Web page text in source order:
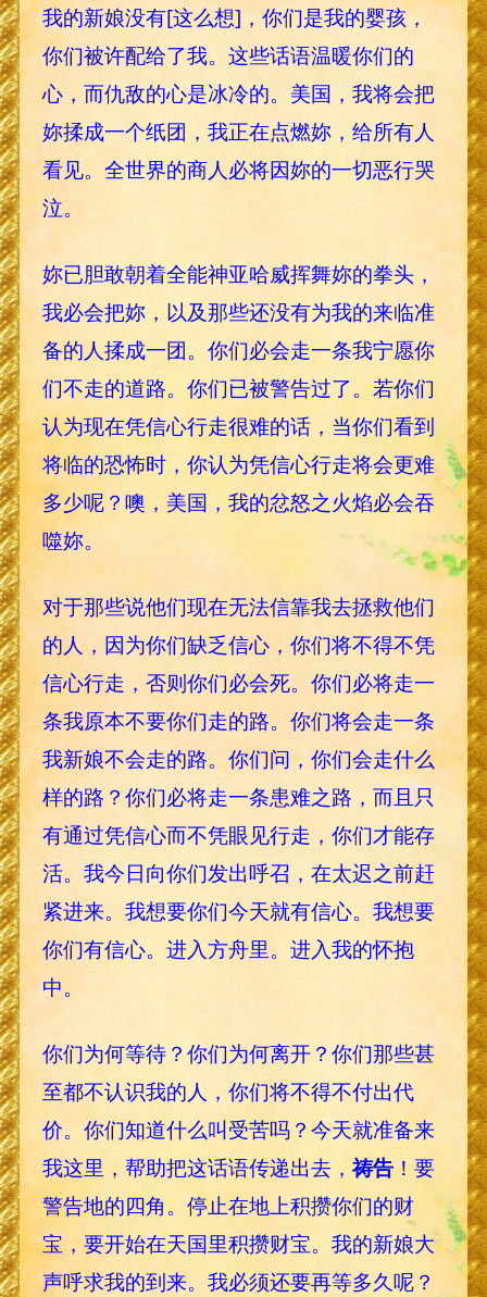
我的新娘没有[这么想]，你们是我的婴孩，
你们被许配给了我。这些话语温暖你们的
心，而仇敌的心是冰冷的。美国，我将会把
妳揉成一个纸团，我正在点燃妳，给所有人
看见。全世界的商人必将因妳的一切恶行哭
泣。
妳已胆敢朝着全能神亚哈威挥舞妳的拳头，
我必会把妳，以及那些还没有为我的来临准
备的人揉成一团。你们必会走一条我宁愿你
们不走的道路。你们已被警告过了。若你们
认为现在凭信心行走很难的话，当你们看到
将临的恐怖时，你认为凭信心行走将会更难
多少呢？噢，美国，我的忿怒之火焰必会吞
噬妳。
对于那些说他们现在无法信靠我去拯救他们
的人，因为你们缺乏信心，你们将不得不凭
信心行走，否则你们必会死。你们必将走一
条我原本不要你们走的路。你们将会走一条
我新娘不会走的路。你们问，你们会走什么
样的路？你们必将走一条患难之路，而且只
有通过凭信心而不凭眼见行走，你们才能存
活。我今日向你们发出呼召，在太迟之前赶
紧进来。我想要你们今天就有信心。我想要
你们有信心。进入方舟里。进入我的怀抱
中。
你们为何等待？你们为何离开？你们那些甚
至都不认识我的人，你们将不得不付出代
价。你们知道什么叫受苦吗？今天就准备来
我这里，帮助把这话语传递出去，祷告！要
警告地的四角。停止在地上积攒你们的财
宝，要开始在天国里积攒财宝。我的新娘大
声呼求我的到来。我必须还要再等多久呢？